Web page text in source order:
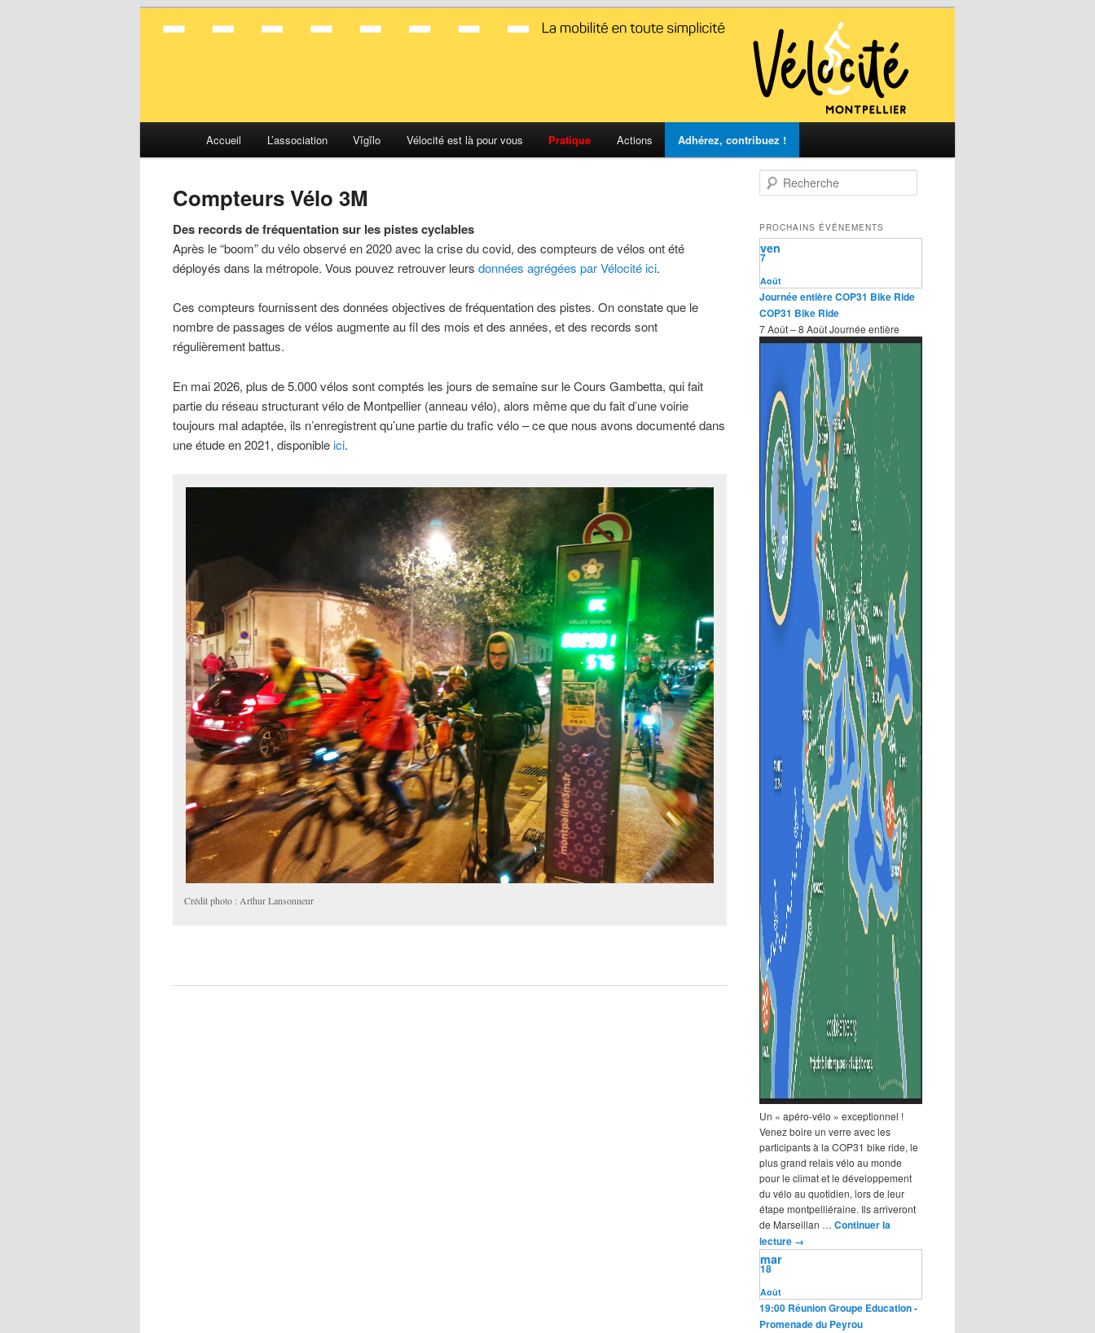
Aller
contenu
principal
Aller
contenu
secondaire
Accueil L’association Vĭgĭlo Vélocité est là pour vous Pratique Actions Adhérez, contribuez !
Compteurs Vélo 3M
Des records de fréquentation sur les pistes cyclables
Après le “boom” du vélo observé en 2020 avec la crise du covid, des compteurs de vélos ont été
déployés dans la métropole. Vous pouvez retrouver leurs données agrégées par Vélocité ici.
Ces compteurs fournissent des données objectives de fréquentation des pistes. On constate que le
nombre de passages de vélos augmente au fil des mois et des années, et des records sont
régulièrement battus.
En mai 2026, plus de 5.000 vélos sont comptés les jours de semaine sur le Cours Gambetta, qui fait
partie du réseau structurant vélo de Montpellier (anneau vélo), alors même que du fait d’une voirie
toujours mal adaptée, ils n’enregistrent qu’une partie du trafic vélo – ce que nous avons documenté dans
une étude en 2021, disponibleici.
Crédit photo : Arthur Lansonneur
e
h
e
r
h
e
PROCHAINS ÉVÉNEMENTS
Août
7
ven
Journée entièreCOP31 Bike Ride
COP31 Bike Ride
7 Août – 8 AoûtJournée entière
Un « apéro-vélo » exceptionnel !
Venez boire un verre avec les
participants à la COP31 bike ride, le
plus grand relais vélo au monde
pour le climat et le développement
du vélo au quotidien, lors de leur
étape montpelliéraine. Ils arriveront
de Marseillan … Continuer la
lecture →
Août
18
mar
19:00 Réunion Groupe Education-
Promenade du Peyrou